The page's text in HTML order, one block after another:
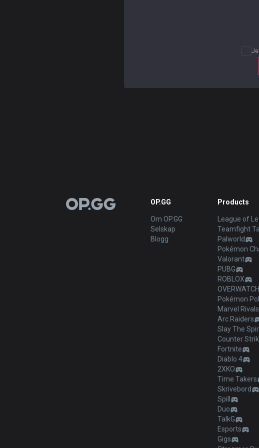
OP.GG OP.GG
Om OP.GG
Selskap
Blogg
Products
League of
Teamfight
Palworld
Pokémon
Valorant
PUBG
ROBLOX
Pokémon
Marvel Rivals
Arc Raiders
Slay The
Counter
Fortnite
Diablo 4
2XKO
Time Takers
Skrivebord
Spill
Duo
TalkG
Esports
Gigs